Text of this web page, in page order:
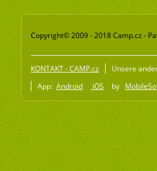
Copyright© 2009 - 2018 Camp.cz -
KONTAKT - CAMP.cz Unsere
App: Android iOS by